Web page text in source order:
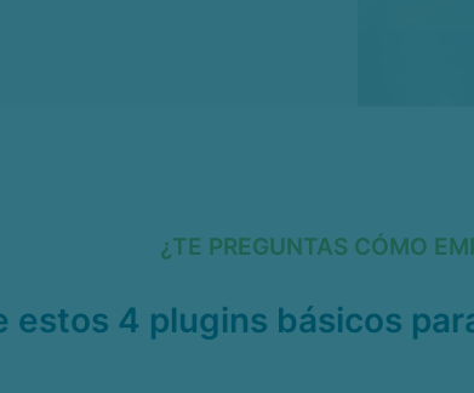
¿TE PREGUNTAS CÓMO
estos 4 plugins básicos